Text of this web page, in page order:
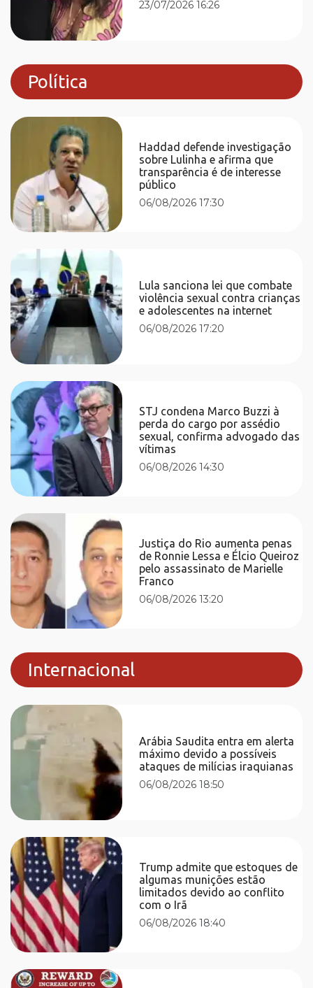
23/07/2026 16:26
Política
Haddad defende investigação
sobre Lulinha e afirma que
transparência é de interesse
público
06/08/2026 17:30
Lula sanciona lei que combate
violência sexual contra crianças
e adolescentes na internet
06/08/2026 17:20
STJ condena Marco Buzzi à
perda do cargo por assédio
sexual, confirma advogado das
vítimas
06/08/2026 14:30
Justiça do Rio aumenta penas
de Ronnie Lessa e Élcio Queiroz
pelo assassinato de Marielle
Franco
06/08/2026 13:20
Internacional
Arábia Saudita entra em alerta
máximo devido a possíveis
ataques de milícias iraquianas
06/08/2026 18:50
Trump admite que estoques de
algumas munições estão
limitados devido ao conflito
com o Irã
06/08/2026 18:40